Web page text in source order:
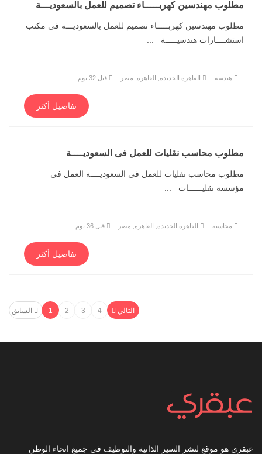
مطلوب مهندسين كهربـــــاء تصميم للعمل بالسعوديـــة
مطلوب مهندسين كهربـــــاء تصميم للعمل بالسعوديـــة فى مكتب
استشــــارات هندسيـــــة ...
هندسة القاهرة الجديدة, القاهرة, مصر قبل 32 يوم
تفاصيل أكثر
مطلوب محاسب نقليات للعمل فى السعوديــــة
مطلوب محاسب نقليات للعمل فى السعوديــــة العمل فى
مؤسسة نقليــــــات ...
محاسبة القاهرة الجديدة, القاهرة, مصر قبل 36 يوم
تفاصيل أكثر
السابق 1 2 3 4 التالي
عبقري هو موقع لنشر السير الذاتية والتوظيف في جميع انحاء الوطن